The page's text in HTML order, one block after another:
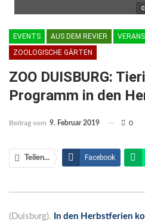
©
EVENTS AUS DEM REVIER
ZOOLOGISCHE GÄRTEN
ZOO DUISBURG:
Programm in den
Beitrag vom 9. Februar 2019 0
Teilen... Facebook
(Duisburg).
In den Herbstferien